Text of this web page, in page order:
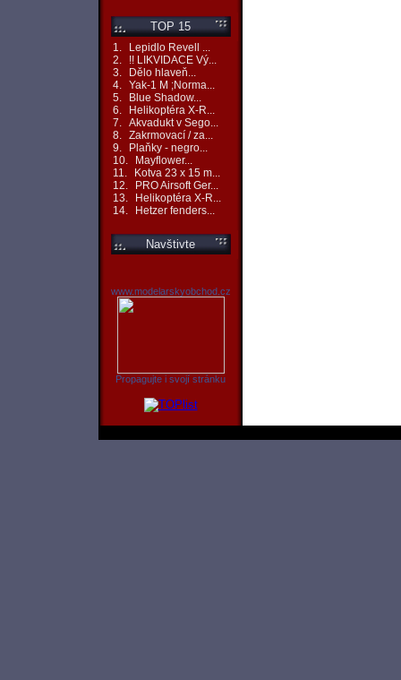
TOP 15
1.
Lepidlo Revell ...
2.
!! LIKVIDACE Vý...
3.
Dělo hlaveň...
4. Yak-1 M ;Norma...
5.
Blue Shadow...
6.
Helikoptéra X-R...
7. Akvadukt v Sego...
8. Zakrmovací / za...
9.
Plaňky - negro...
10.
Mayflower...
11.
Kotva 23 x 15 m...
12.
PRO Airsoft Ger...
13.
Helikoptéra X-R...
14.
Hetzer fenders...
Navštivte
www.modelarskyobchod.cz
Propagujte i svojí stránku